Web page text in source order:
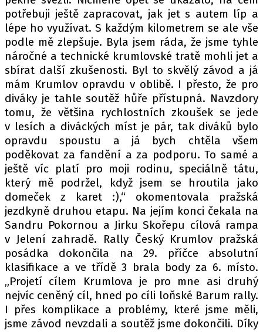
potřebuji ještě zapracovat, jak jet s autem líp a
lépe ho využívat. S každým kilometrem se ale vše
podle mě zlepšuje. Byla jsem ráda, že jsme tyhle
náročné a technické krumlovské tratě mohli jet a
sbírat další zkušenosti. Byl to skvělý závod a já
mám Krumlov opravdu v oblibě. I přesto, že pro
diváky je tahle soutěž hůře přístupná. Navzdory
tomu, že většina rychlostních zkoušek se jede
v lesích a diváckých míst je pár, tak diváků bylo
opravdu spoustu a já bych chtěla všem
poděkovat za fandění a za podporu. To samé a
ještě víc platí pro moji rodinu, speciálně tátu,
který mě podržel, když jsem se hroutila jako
domeček z karet :),“ okomentovala pražská
jezdkyně druhou etapu. Na jejím konci čekala na
Sandru Pokornou a Jirku Skořepu cílová rampa
v Jelení zahradě. Rally Český Krumlov pražská
posádka dokončila na 29. příčce absolutní
klasifikace a ve třídě 3 brala body za 6. místo.
„Projetí cílem Krumlova je pro mne asi druhý
nejvíc ceněný cíl, hned po cíli loňské Barum rally.
I přes komplikace a problémy, které jsme měli,
jsme závod nevzdali a soutěž jsme dokončili. Díky